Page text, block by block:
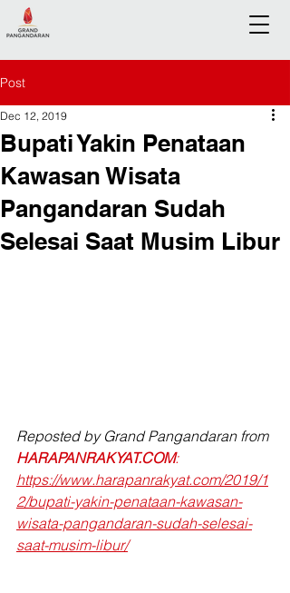
Post
Bupati Yakin Penataan
Kawasan Wisata
Pangandaran Sudah
Selesai Saat Musim Libur
Dec 12, 2019
Reposted by Grand Pangandaran from
HARAPANRAKYAT.COM:
https://www.harapanrakyat.com/2019/1
2/bupati-yakin-penataan-kawasan-
wisata-pangandaran-sudah-selesai-
saat-musim-libur/